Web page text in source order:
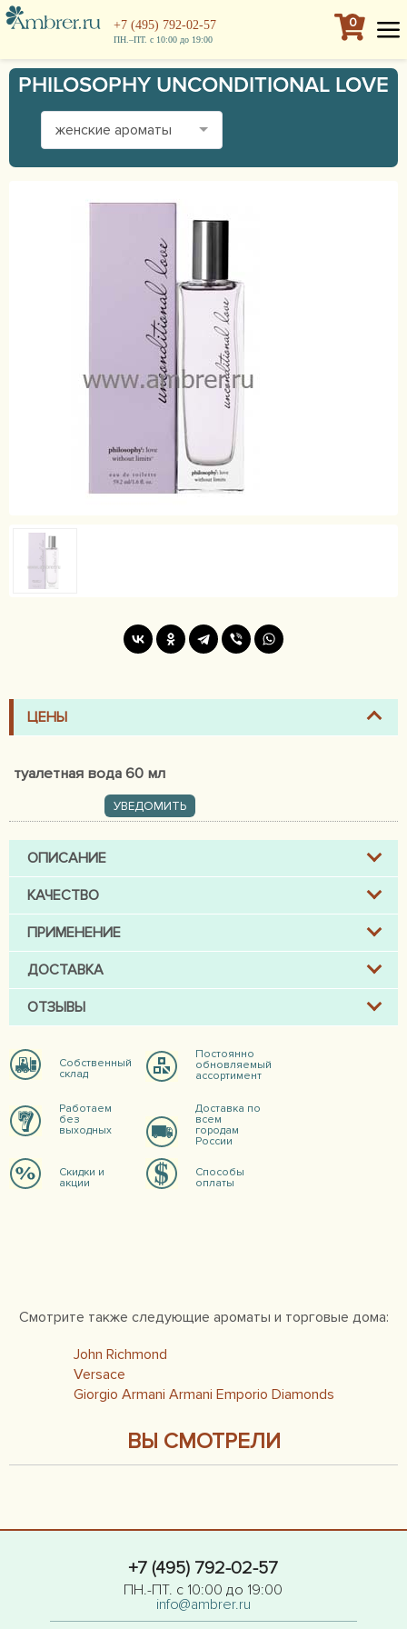
+7 (495) 792-02-57
ПН.–ПТ. с 10:00 до 19:00
0
PHILOSOPHY UNCONDITIONAL LOVE
женские ароматы
ЦЕНЫ
туалетная вода 60 мл
УВЕДОМИТЬ
ОПИСАНИЕ
КАЧЕСТВО
ПРИМЕНЕНИЕ
ДОСТАВКА
ОТЗЫВЫ
Собственный
склад
Постоянно
обновляемый
ассортимент
Работаем
без
выходных
Доставка по
всем
городам
России
Скидки и
акции
Способы
оплаты
Смотрите также следующие ароматы и торговые дома:
John Richmond
Versace
Giorgio Armani Armani Emporio Diamonds
ВЫ СМОТРЕЛИ
+7 (495) 792-02-57
ПН.-ПТ. с 10:00 до 19:00
info@ambrer.ru